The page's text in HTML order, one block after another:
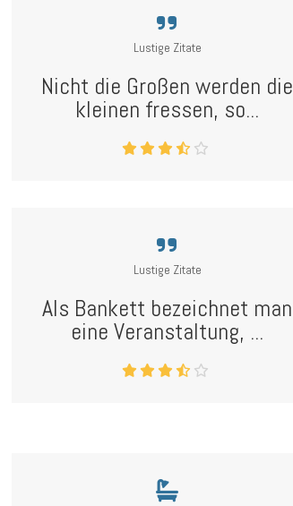
Lustige Zitate
Nicht die Großen werden die
kleinen fressen, so...
Lustige Zitate
Als Bankett bezeichnet man
eine Veranstaltung, ...